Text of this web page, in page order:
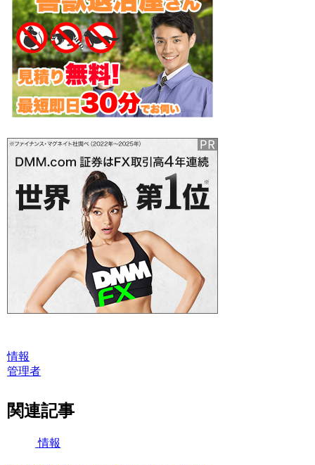
情報
管理者
関連記事
情報